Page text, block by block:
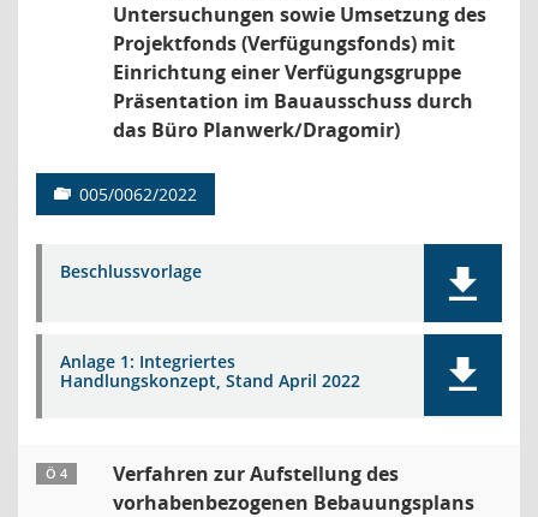
Untersuchungen sowie Umsetzung des
Projektfonds (Verfügungsfonds) mit
Einrichtung einer Verfügungsgruppe
Präsentation im Bauausschuss durch
das Büro Planwerk/Dragomir)
005/0062/2022
Beschlussvorlage
Anlage 1: Integriertes
Handlungskonzept, Stand April 2022
Ö 4
Verfahren zur Aufstellung des
vorhabenbezogenen Bebauungsplans